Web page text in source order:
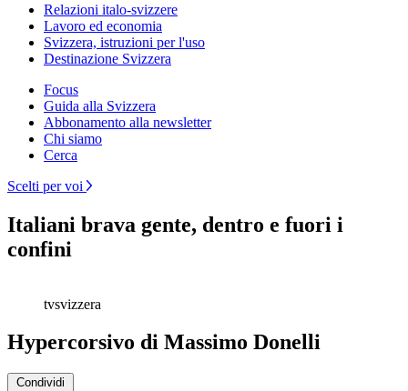
Relazioni italo-svizzere
Lavoro ed economia
Svizzera, istruzioni per l'uso
Destinazione Svizzera
Focus
Guida alla Svizzera
Abbonamento alla newsletter
Chi siamo
Cerca
Scelti per voi
Italiani brava gente, dentro e fuori i
confini
tvsvizzera
Hypercorsivo di Massimo Donelli
Condividi